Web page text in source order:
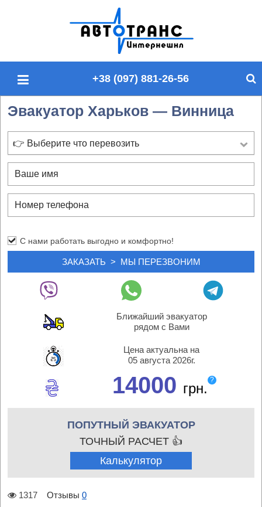
п
о
й
у
+38 (097) 881-26-56
Эвакуатор Харьков — Винница
👉 Выберите что перевозить
С нами работать выгодно и комфортно!
Ближайший эвакуатор
рядом с Вами
Цена актуальна на
05 августа 2026г.
14000 грн.
?
ПОПУТНЫЙ ЭВАКУАТОР
ТОЧНЫЙ РАСЧЕТ 👍
Калькулятор
1317 Отзывы 0